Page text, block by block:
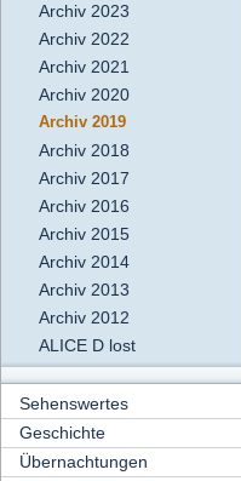
Archiv 2023
Archiv 2022
Archiv 2021
Archiv 2020
Archiv 2019
Archiv 2018
Archiv 2017
Archiv 2016
Archiv 2015
Archiv 2014
Archiv 2013
Archiv 2012
ALICE D lost
Sehenswertes
Geschichte
Übernachtungen